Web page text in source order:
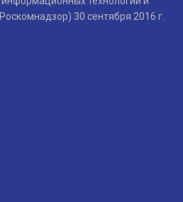
30 сентября 2016 г.